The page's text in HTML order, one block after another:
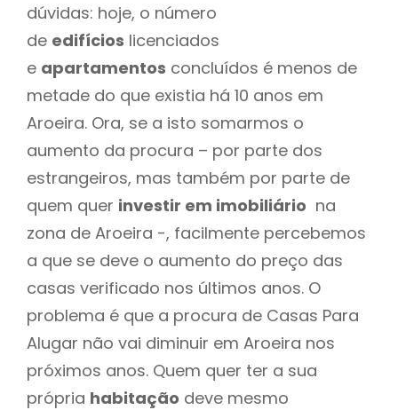
dúvidas: hoje, o número
de edifícios licenciados
e apartamentos concluídos é menos de
metade do que existia há 10 anos em
Aroeira. Ora, se a isto somarmos o
aumento da procura – por parte dos
estrangeiros, mas também por parte de
quem quer investir em imobiliário na
zona de Aroeira -, facilmente percebemos
a que se deve o aumento do preço das
casas verificado nos últimos anos. O
problema é que a procura de Casas Para
Alugar não vai diminuir em Aroeira nos
próximos anos. Quem quer ter a sua
própria habitação deve mesmo